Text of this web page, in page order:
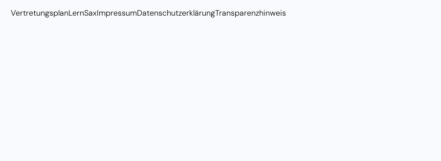
VertretungsplanLernSaxImpressumDatenschutzerklärungTransparenzhinweis